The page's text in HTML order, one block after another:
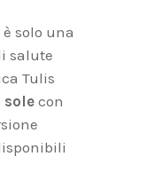
solo una
salute
Tulis
solecon